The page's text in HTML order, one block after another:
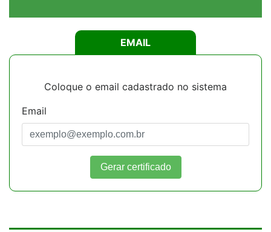
EMAIL
Coloque o email cadastrado no sistema
Email
Gerar certificado